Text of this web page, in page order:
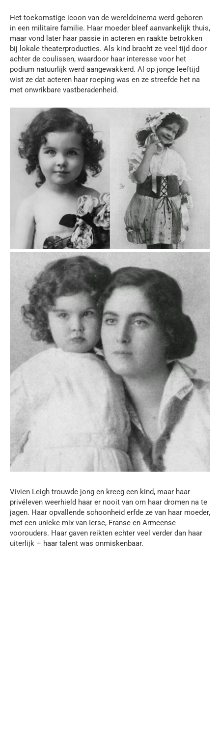
Het toekomstige icoon van de wereldcinema werd geboren
in een militaire familie. Haar moeder bleef aanvankelijk thuis,
maar vond later haar passie in acteren en raakte betrokken
bij lokale theaterproducties. Als kind bracht ze veel tijd door
achter de coulissen, waardoor haar interesse voor het
podium natuurlijk werd aangewakkerd. Al op jonge leeftijd
wist ze dat acteren haar roeping was en ze streefde het na
met onwrikbare vastberadenheid.
Vivien Leigh trouwde jong en kreeg een kind, maar haar
privéleven weerhield haar er nooit van om haar dromen na te
jagen. Haar opvallende schoonheid erfde ze van haar moeder,
met een unieke mix van Ierse, Franse en Armeense
voorouders. Haar gaven reikten echter veel verder dan haar
uiterlijk – haar talent was onmiskenbaar.